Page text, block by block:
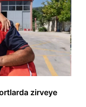
zirveye